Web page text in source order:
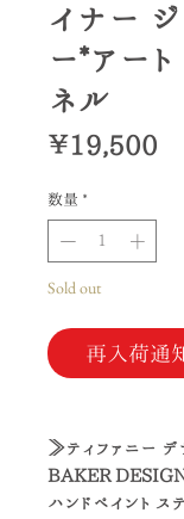
イナー
ー*アー
ネル
￥19,500
数量 *
Sold out
再入荷通
≫ティファニー
BAKER
ハンドペイント ス